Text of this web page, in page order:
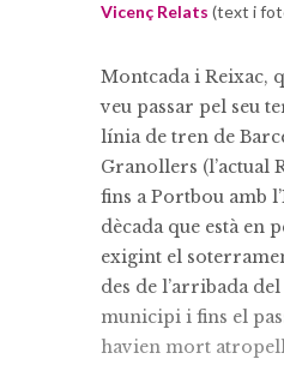
Vicenç Relats (text i
Montcada i Reixac,
veu passar pel seu
línia de tren de
Granollers (l’actual
fins a Portbou amb
dècada que està en
exigint el
des de l’arribada
municipi i fins el
havien mort